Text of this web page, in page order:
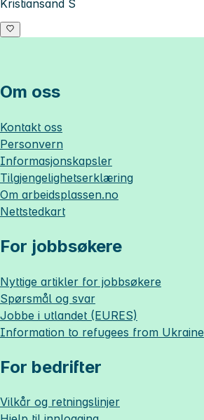
Kristiansand S
Om oss
Kontakt oss
Personvern
Informasjonskapsler
Tilgjengelighetserklæring
Om arbeidsplassen.no
Nettstedkart
For jobbsøkere
Nyttige artikler for jobbsøkere
Spørsmål og svar
Jobbe i utlandet (EURES)
Information to refugees from Ukraine
For bedrifter
Vilkår og retningslinjer